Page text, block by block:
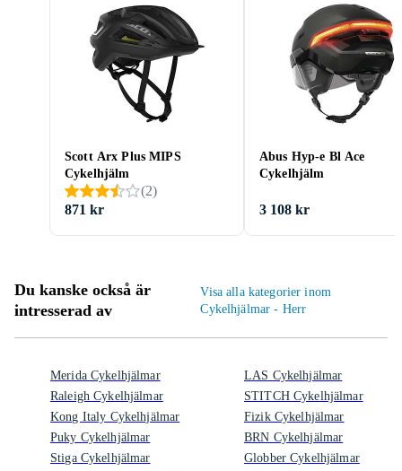
Scott Arx Plus MIPS
Cykelhjälm
(2)
871 kr
Abus Hyp-e Bl Ace
Cykelhjälm
3 108 kr
Du kanske också är
intresserad av
Visa alla kategorier inom
Cykelhjälmar - Herr
Merida Cykelhjälmar
Raleigh Cykelhjälmar
Kong Italy Cykelhjälmar
Puky Cykelhjälmar
Stiga Cykelhjälmar
LAS Cykelhjälmar
STITCH Cykelhjälmar
Fizik Cykelhjälmar
BRN Cykelhjälmar
Globber Cykelhjälmar